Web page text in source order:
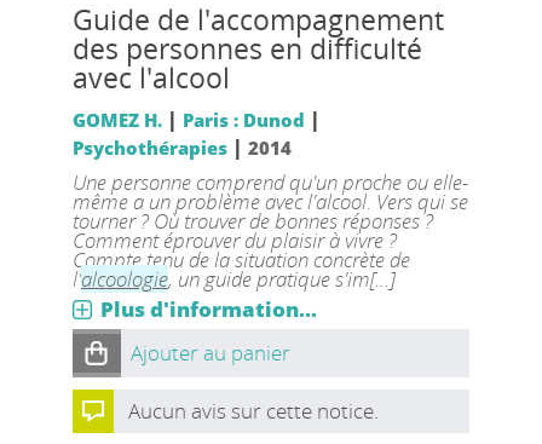
Guide de l'accompagnement
des personnes en difficulté
avec l'alcool
GOMEZ H. | Paris : Dunod |
Psychothérapies| 2014
Une personne comprend qu'un proche ou elle-
même a un problème avec l'alcool. Vers qui se
tourner ? Où trouver de bonnes réponses ?
Comment éprouver du plaisir à vivre ?
Compte tenu de la situation concrète de
l'alcoologie, un guide pratique s'im[...]
Plus d'information...
Ajouter au panier
Aucun avis sur cette notice.